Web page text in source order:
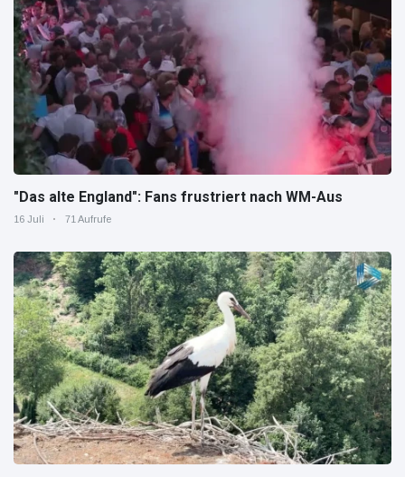
"Das alte England": Fans frustriert nach WM-Aus
16 Juli 71 Aufrufe